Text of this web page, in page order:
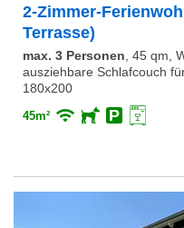
2-Zimmer-
Terrasse)
max. 3 Personen, 45 qm,
ausziehbare Schlafcouch
180x200
45m²